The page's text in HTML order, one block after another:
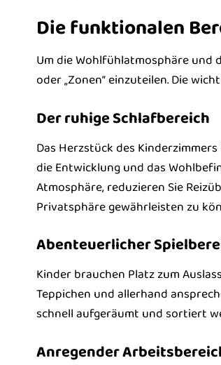
Die funktionalen
Um die Wohlfühlatmosphäre und
oder „Zonen“ einzuteilen. Die
Der ruhige Schlafbereich
Das Herzstück des
die Entwicklung und das
Atmosphäre, reduzieren Sie
Privatsphäre gewährleisten zu
Abenteuerlicher
Kinder brauchen Platz zum
Teppichen und allerhand
schnell aufgeräumt und sortiert
Anregender